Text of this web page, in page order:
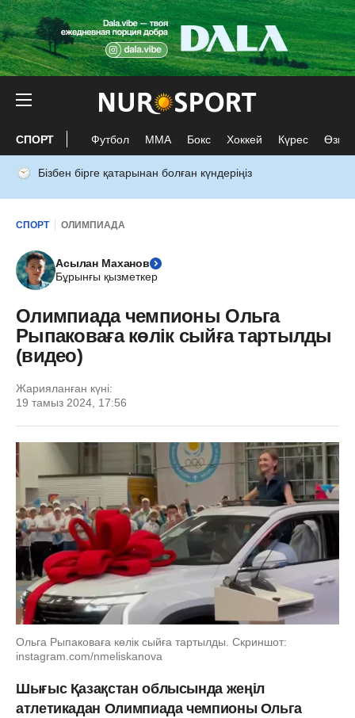
СПОРТ Футбол ММА Бокс Хоккей Күрес Өзге
Бізбен бірге қатарынан болған күндеріңіз
СПОРТ ОЛИМПИАДА
Асылан Маханов
Бұрынғы қызметкер
Олимпиада чемпионы Ольга
Рыпаковаға көлік сыйға тартылды
(видео)
Жарияланған күні:
19 тамыз 2024, 17:56
Ольга Рыпаковаға көлік сыйға тартылды. Скриншот:
instagram.com/nmeliskanova
Шығыс Қазақстан облысында жеңіл
атлетикадан Олимпиада чемпионы Ольга